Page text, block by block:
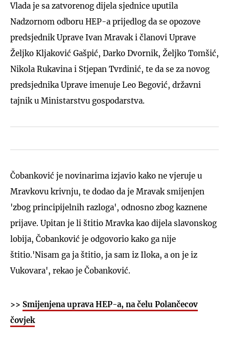
Vlada je sa zatvorenog dijela sjednice uputila
Nadzornom odboru HEP-a prijedlog da se opozove
predsjednik Uprave Ivan Mravak i članovi Uprave
Željko Kljaković Gašpić, Darko Dvornik, Željko Tomšić,
Nikola Rukavina i Stjepan Tvrdinić, te da se za novog
predsjednika Uprave imenuje Leo Begović, državni
tajnik u Ministarstvu gospodarstva.
Čobanković je novinarima izjavio kako ne vjeruje u
Mravkovu krivnju, te dodao da je Mravak smijenjen
'zbog principijelnih razloga', odnosno zbog kaznene
prijave. Upitan je li štitio Mravka kao dijela slavonskog
lobija, Čobanković je odgovorio kako ga nije
štitio.'Nisam ga ja štitio, ja sam iz Iloka, a on je iz
Vukovara', rekao je Čobanković.
>> Smijenjena uprava HEP-a, na čelu Polančecov
čovjek